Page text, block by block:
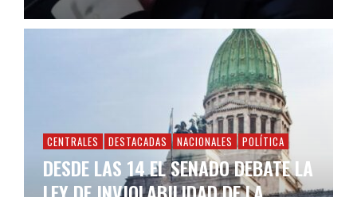
CENTRALES DESTACADAS NACIONALES POLÍTICA
DESDE LAS 14 EL SENADO DEBATE LA